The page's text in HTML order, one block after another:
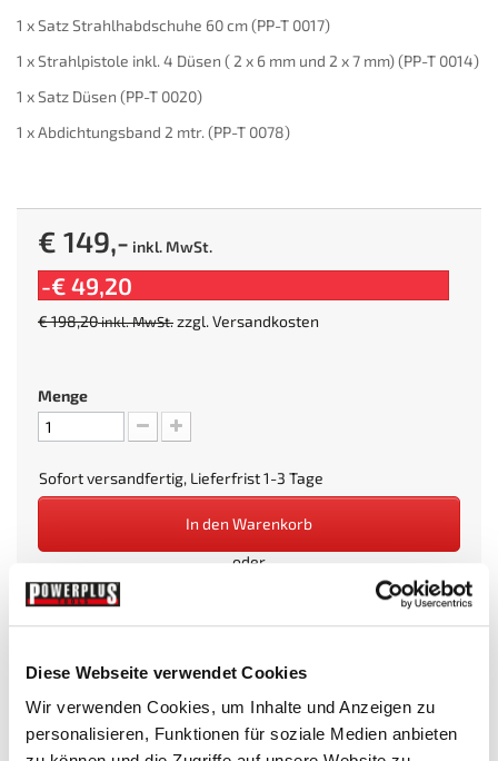
Diese Webseite verwendet Cookies
Wir verwenden Cookies, um Inhalte und Anzeigen zu
personalisieren, Funktionen für soziale Medien anbieten
1 x Satz Strahlhabdschuhe 60 cm (PP-T 0017)
1 x Strahlpistole inkl. 4 Düsen ( 2 x 6 mm und 2 x 7 mm) (PP-T 0014)
1 x Satz Düsen (PP-T 0020)
1 x Abdichtungsband 2 mtr. (PP-T 0078)
€ 149,- inkl. MwSt.
-€ 49,20
€ 198,20inkl. MwSt.zzgl.Versandkosten
Menge
Sofort versandfertig, Lieferfrist 1-3 Tage
In den Warenkorb
oder
Beim Kauf dieses Artikels erhalten Sie:149 PowerPunkte.